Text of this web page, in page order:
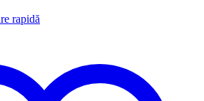
rapidă